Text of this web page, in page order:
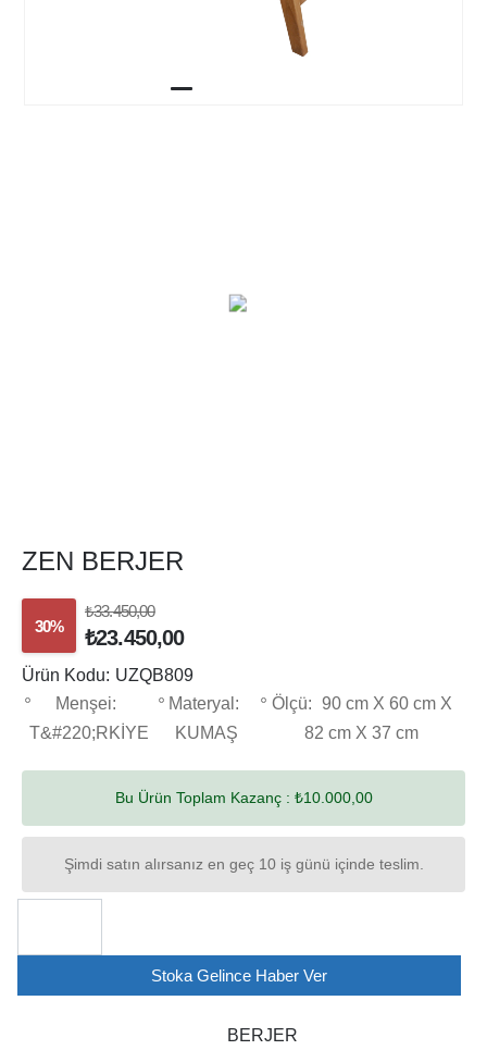
ZEN BERJER
30%
₺33.450,00
₺23.450,00
Ürün Kodu: UZQB809
Menşei:
T&#220;RKİYE
Materyal:
KUMAŞ
Ölçü: 90 cm X 60 cm X
82 cm X 37 cm
Bu Ürün Toplam Kazanç : ₺10.000,00
Şimdi satın alırsanız en geç 10 iş günü içinde teslim.
Stoka Gelince Haber Ver
BERJER